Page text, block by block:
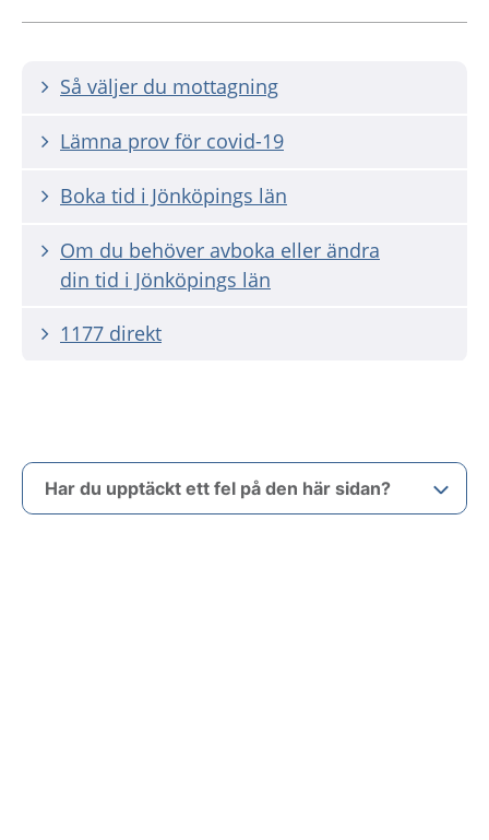
Så väljer du mottagning
Lämna prov för covid-19
Boka tid i Jönköpings län
Om du behöver avboka eller ändra
din tid i Jönköpings län
1177 direkt
Har du upptäckt ett fel på den här sidan?